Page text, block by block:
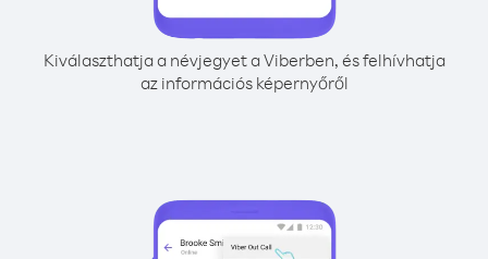
Kiválaszthatja a névjegyet a Viberben, és felhívhatja
az információs képernyőről